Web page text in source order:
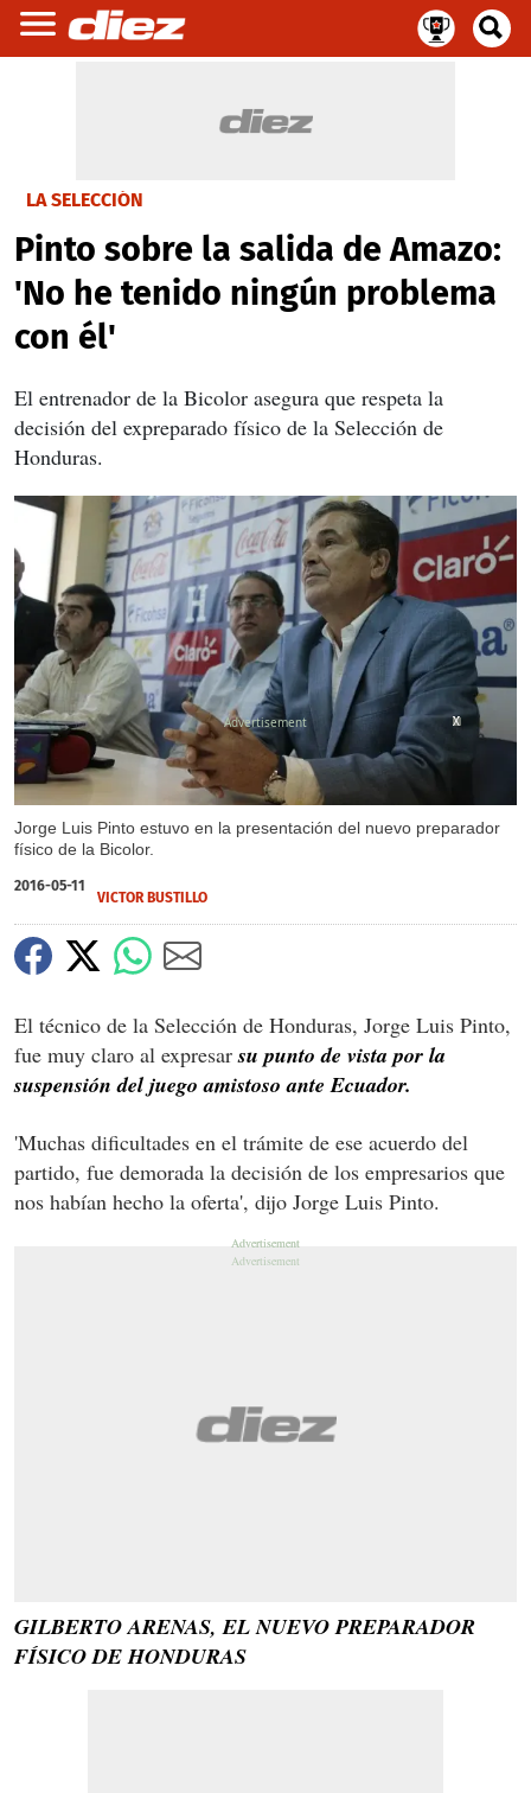
LA SELECCIÓN
Pinto sobre la salida de Amazo:
'No he tenido ningún problema
con él'
El entrenador de la Bicolor asegura que respeta la
decisión del expreparado físico de la Selección de
Honduras.
Jorge Luis Pinto estuvo en la presentación del nuevo preparador
físico de la Bicolor.
X
X
X
2016-05-11
VICTOR BUSTILLO
El técnico de la Selección de Honduras, Jorge Luis Pinto,
fue muy claro al expresarsu punto de vista por la
suspensión del juego amistoso ante Ecuador.
'Muchas dificultades en el trámite de ese acuerdo del
partido, fue demorada la decisión de los empresarios que
nos habían hecho la oferta', dijo Jorge Luis Pinto.
GILBERTO ARENAS, EL NUEVO PREPARADOR
FÍSICO DE HONDURAS